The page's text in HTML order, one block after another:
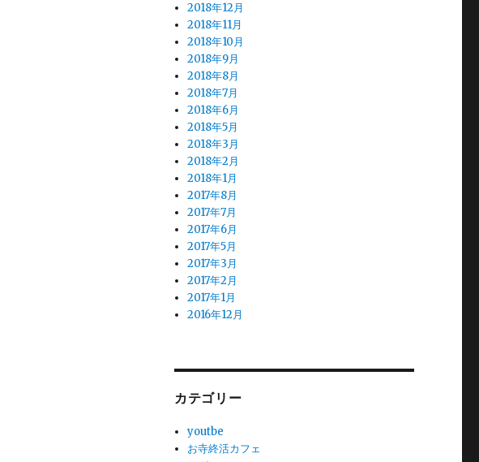
2018年12月
2018年11月
2018年10月
2018年9月
2018年8月
2018年7月
2018年6月
2018年5月
2018年3月
2018年2月
2018年1月
2017年8月
2017年7月
2017年6月
2017年5月
2017年3月
2017年2月
2017年1月
2016年12月
カテゴリー
youtbe
お寺終活カフェ